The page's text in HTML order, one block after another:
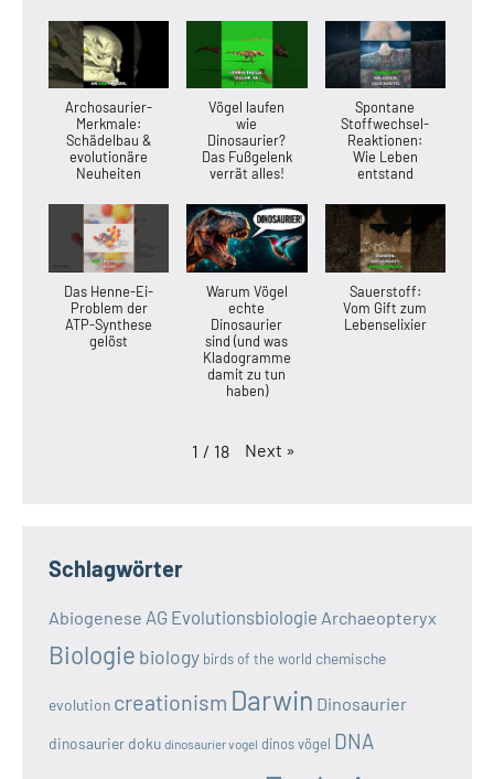
Archosaurier-
Merkmale:
Schädelbau &
evolutionäre
Neuheiten
Vögel laufen
wie
Dinosaurier?
Das Fußgelenk
verrät alles!
Spontane
Stoffwechsel-
Reaktionen:
Wie Leben
entstand
Das Henne-Ei-
Problem der
ATP-Synthese
gelöst
Warum Vögel
echte
Dinosaurier
sind (und was
Kladogramme
damit zu tun
haben)
Sauerstoff:
Vom Gift zum
Lebenselixier
1 / 18 Next »
Schlagwörter
Abiogenese AG Evolutionsbiologie Archaeopteryx
Biologie biology birds of the world chemische
evolution creationism Darwin Dinosaurier
dinosaurier doku dinosaurier vogel dinos vögel DNA